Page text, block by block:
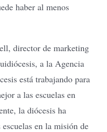
haber al menos
director de marketing
a la Agencia
está trabajando para
a las escuelas en
la diócesis ha
en la misión de